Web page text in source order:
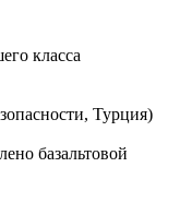
класса
Турция)
базальтовой